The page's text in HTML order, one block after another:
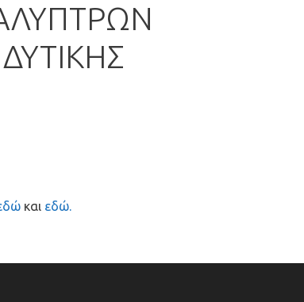
ώ και εδώ.